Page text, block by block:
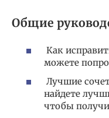
Общие
Как
можете
Лучшие
найдете
чтобы